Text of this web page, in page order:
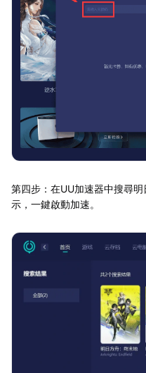
第四步：在UU加速器中搜尋
示，一鍵啟動加速。